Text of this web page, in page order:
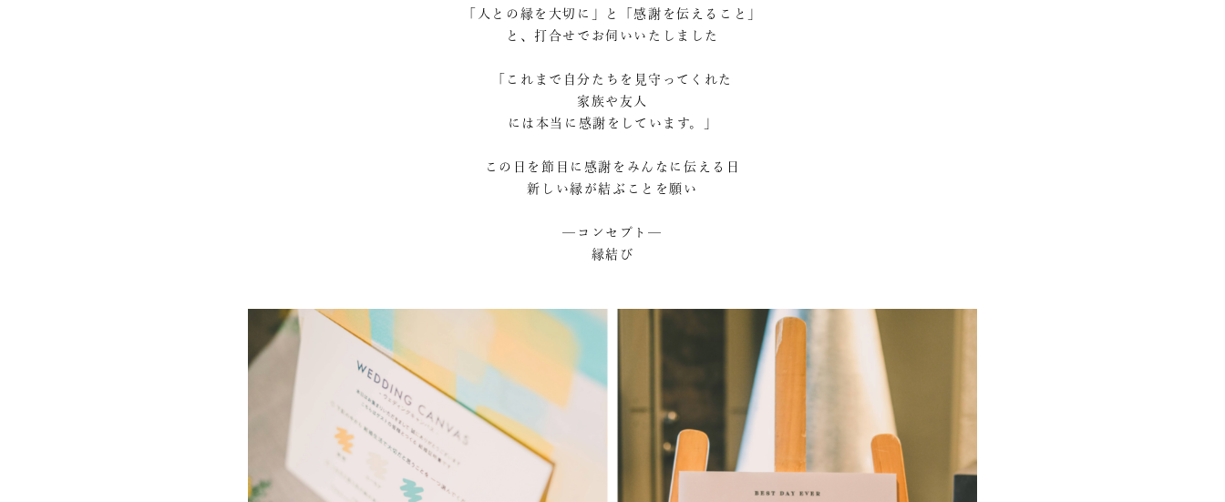
「人との縁を大切に」と「感謝を伝えること」
と、打合せでお伺いいたしました
「これまで自分たちを見守ってくれた
家族や友人
には本当に感謝をしています。」
この日を節目に感謝をみんなに伝える日
新しい縁が結ぶことを願い
—コンセプト—
縁結び